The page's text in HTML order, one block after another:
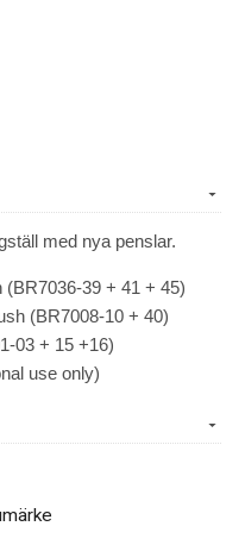
med nya penslar.
39 + 41 + 45)
(BR7008-10 + 40)
03 + 15 +16)
use only)